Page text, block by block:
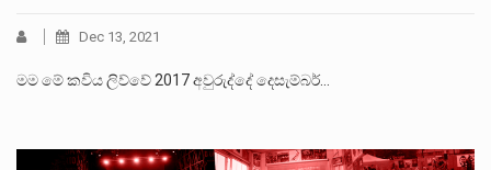
Dec 13, 2021
මම මේ කවිය ලිව්වේ 2017 අවුරුද්දේ දෙසැම්බර්…